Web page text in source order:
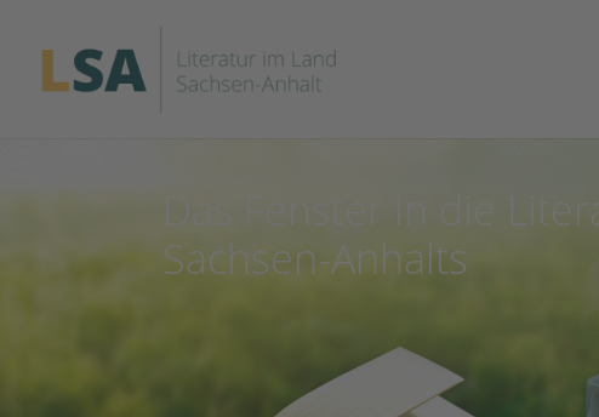
Das Fenster in die
Sachsen-Anhalts